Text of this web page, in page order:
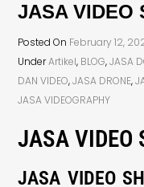
JASA VIDEO
Posted On February 12,
UnderArtikel, BLOG,JASA
DAN VIDEO,JASA DRONE,
JASA VIDEOGRAPHY
JASA VIDEO
JASA VIDEO